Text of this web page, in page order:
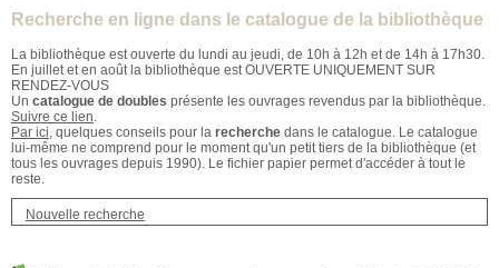
Recherche en ligne dans le catalogue de la bibliothèque
La bibliothèque est ouverte du lundi au jeudi, de 10h à 12h et de 14h à 17h30.
En juillet et en août la bibliothèque est OUVERTE UNIQUEMENT SUR
RENDEZ-VOUS
Un catalogue de doubles présente les ouvrages revendus par la bibliothèque.
Suivre ce lien.
Par ici, quelques conseils pour la recherche dans le catalogue. Le catalogue
lui-même ne comprend pour le moment qu'un petit tiers de la bibliothèque (et
tous les ouvrages depuis 1990). Le fichier papier permet d'accéder à tout le
reste.
Nouvelle recherche